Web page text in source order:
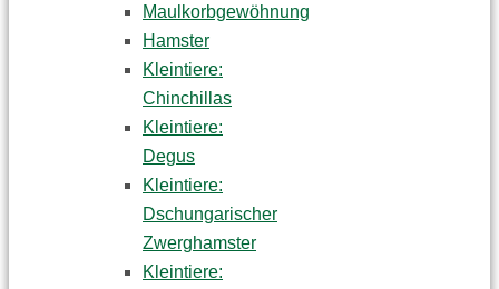
Maulkorbgewöhnung
Hamster
Kleintiere:
Chinchillas
Kleintiere:
Degus
Kleintiere:
Dschungarischer
Zwerghamster
Kleintiere: